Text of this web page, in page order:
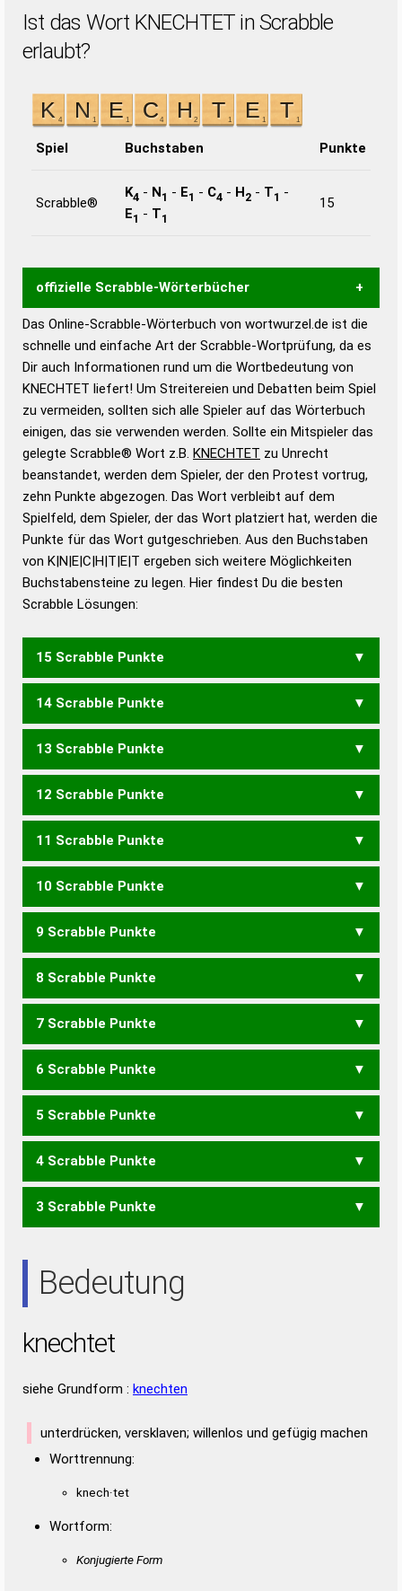
Ist das Wort KNECHTET in Scrabble
erlaubt?
Spiel Buchstaben Punkte
Scrabble®
K4 - N1 - E1 - C4 - H2 - T1 -
E1 - T1
15
offizielle Scrabble-Wörterbücher
Wortwurzel liefert mit Hilfe eines semantischen
Wortanalyse-Algorithmus gute Anhaltspunkte zu
Wortbedeutung, Worttrennung und Wortform, um die
Gültigkeit eines Wortes für das Scrabble-Spiel zu
bestimmen!
zugelassene Turnier Scrabble-
Wörterbücher sind:
Duden – Standardwerk in 12 Bänden
Duden – Richtiges und gutes
Deutsch
Duden – Die deutsche Grammatik
Duden – Deutsches
Das Online-Scrabble-Wörterbuch von wortwurzel.de ist die
schnelle und einfache Art der Scrabble-Wortprüfung, da es
Dir auch Informationen rund um die Wortbedeutung von
KNECHTET liefert! Um Streitereien und Debatten beim Spiel
zu vermeiden, sollten sich alle Spieler auf das Wörterbuch
einigen, das sie verwenden werden. Sollte ein Mitspieler das
gelegte Scrabble® Wort z.B. KNECHTET zu Unrecht
beanstandet, werden dem Spieler, der den Protest vortrug,
zehn Punkte abgezogen. Das Wort verbleibt auf dem
Spielfeld, dem Spieler, der das Wort platziert hat, werden die
Punkte für das Wort gutgeschrieben. Aus den Buchstaben
von K|N|E|C|H|T|E|T ergeben sich weitere Möglichkeiten
Buchstabensteine zu legen. Hier findest Du die besten
Scrabble Lösungen:
15 Scrabble Punkte
KETTCHEN
14 Scrabble Punkte
HECKTEN HECKTET
13 Scrabble Punkte
HECKEN HECKET HECKTE
12 Scrabble Punkte
HECKE HECKT ECKTEN
11 Scrabble Punkte
HECK ECKEN NECKE NECKT
10 Scrabble Punkte
ECKE NECK ECHTEN
9 Scrabble Punkte
ECK HENKE HENKT THEKE
8 Scrabble Punkte
EHEC HENK KETTE KNETE
7 Scrabble Punkte
CENT KETT KNET
6 Scrabble Punkte
KEN
5 Scrabble Punkte
EHEN NETTE
4 Scrabble Punkte
EHE ENTE NETT TEEN
3 Scrabble Punkte
Bedeutung
knechtet
siehe Grundform : knechten
unterdrücken, versklaven; willenlos und gefügig machen
Worttrennung:
knech·tet
Wortform:
Konjugierte Form